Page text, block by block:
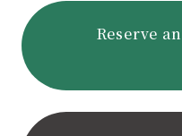
Reserve